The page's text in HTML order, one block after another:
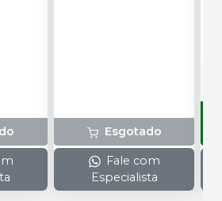
Esgotado
Fale com
Especialista